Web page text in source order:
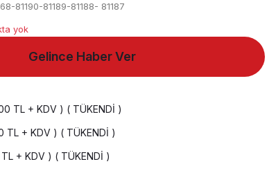
81190-81189-81188- 81187
yok
TL + KDV ) ( TÜKENDİ )
TL + KDV ) ( TÜKENDİ )
+ KDV ) ( TÜKENDİ )
Gelince Haber Ver